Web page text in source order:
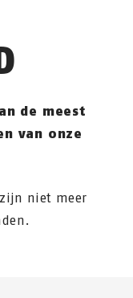
de meest
van onze
niet meer